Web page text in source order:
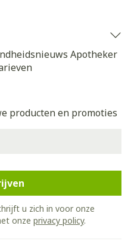
Apotheker
producten en promoties
u zich in voor onze
onze privacy policy.